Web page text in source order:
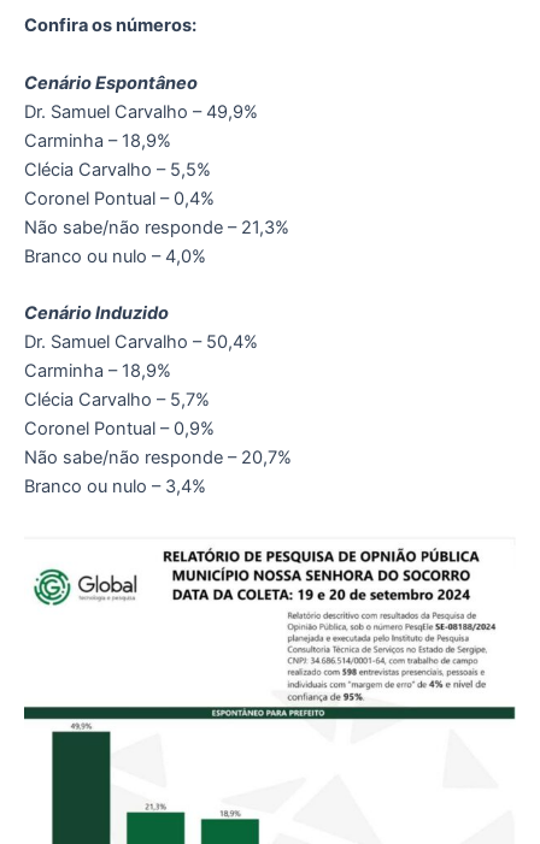
Confira os números:
Cenário Espontâneo
Dr. Samuel Carvalho – 49,9%
Carminha – 18,9%
Clécia Carvalho – 5,5%
Coronel Pontual – 0,4%
Não sabe/não responde – 21,3%
Branco ou nulo – 4,0%
Cenário Induzido
Dr. Samuel Carvalho – 50,4%
Carminha – 18,9%
Clécia Carvalho – 5,7%
Coronel Pontual – 0,9%
Não sabe/não responde – 20,7%
Branco ou nulo – 3,4%